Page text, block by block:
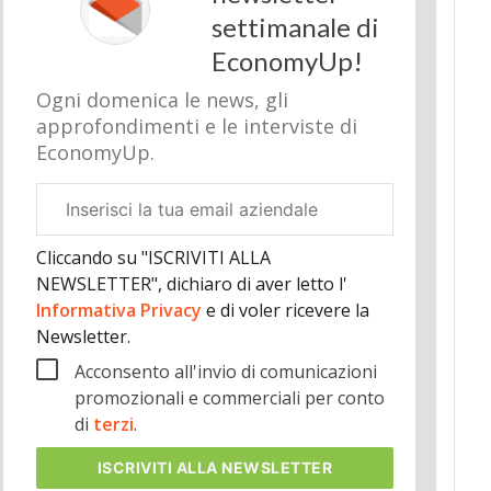
settimanale di
EconomyUp!
Ogni domenica le news, gli
approfondimenti e le interviste di
EconomyUp.
aziendale
Cliccando su "ISCRIVITI ALLA
NEWSLETTER", dichiaro di aver letto l'
Informativa Privacy e di voler ricevere la
Newsletter.
Acconsento all'invio di comunicazioni
promozionali e commerciali per conto
di terzi.
ISCRIVITI ALLA NEWSLETTER